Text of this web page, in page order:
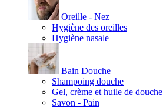
Oreille - Nez
Hygiène des oreilles
Hygiène nasale
Bain Douche
Shampoing douche
Gel, crème et huile de douche
Savon - Pain